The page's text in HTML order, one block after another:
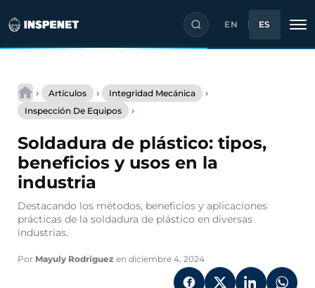
contenido
EN ES
› Artículos › Integridad Mecánica ›
Inspección De Equipos ›Soldadura
tipos,
beneficios
y
la
industria
Soldadura de plástico: tipos,
beneficios y usos en la
industria
Destacando los métodos, beneficios y aplicaciones
prácticas de la soldadura de plástico en diversas
industrias.
Por Mayuly Rodríguez en diciembre 4, 2024